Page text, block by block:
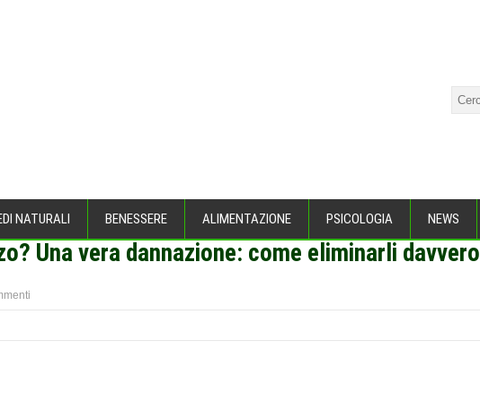
NATURALI BENESSERE ALIMENTAZIONE PSICOLOGIA NEWS
Una vera dannazione: come eliminarli davvero